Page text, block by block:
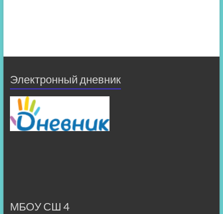
Электронный дневник
МБОУ СШ 4